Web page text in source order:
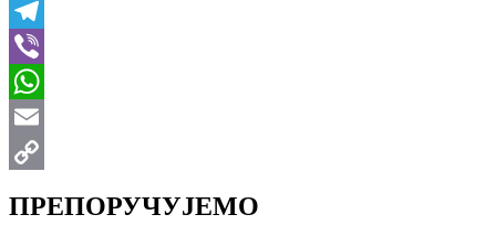
VK
Telegram
Viber
WhatsApp
Email
ПРЕПОРУЧУЈЕМО